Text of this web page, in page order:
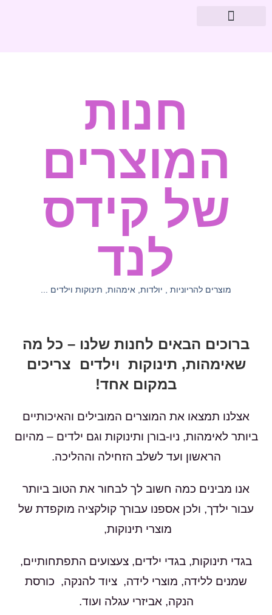
חנות
המוצרים
של קידס
לנד
מוצרים להריוניות , יולדות, אימהות, תינוקות וילדים ...
ברוכים הבאים לחנות שלנו – כל מה
שאימהות, תינוקות וילדים צריכים
במקום אחד!
אצלנו תמצאו את המוצרים המובילים והאיכותיים
ביותר לאימהות, ניו-בורן ותינוקות וגם ילדים – מהיום
הראשון ועד לשלב הזחילה וההליכה.
אנו מבינים כמה חשוב לך לבחור את הטוב ביותר
עבור ילדך, ולכן אספנו עבורך קולקציה מוקפדת של
מוצרי תינוקות,
בגדי תינוקות, בגדי ילדים, צעצועים התפתחותיים,
שמנים ללידה, מוצרי לידה, ציוד להנקה, כורסת
הנקה, אביזרי עגלה ועוד.